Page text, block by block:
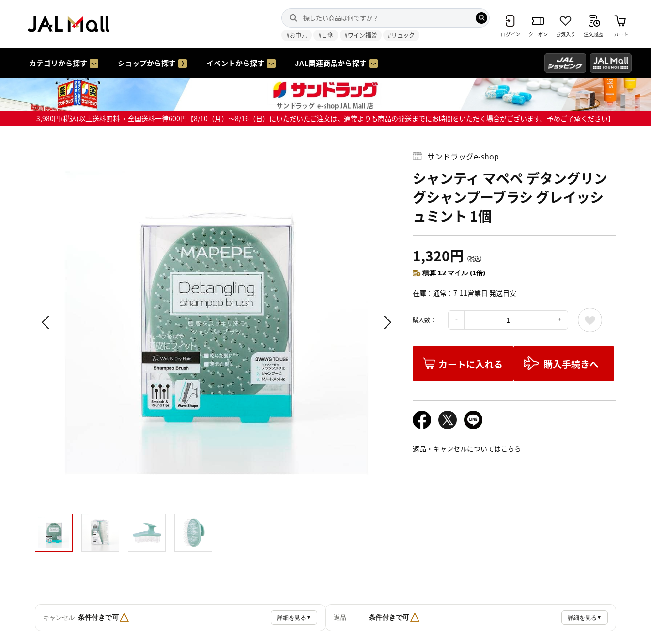
#お中元 #日傘 #ワイン福袋 #リュック ログイン クーポン お気入り 注文履歴 カート
カテゴリから探す ショップから探す イベントから探す JAL関連商品から探す
3,980円(税込)以上送料無料 ・全国送料一律600円【8/10（月）～8/16（日）にいただいたご注文は、通常よりも商品の発送までにお時間をいただく場合がございます。予めご了承ください】
サンドラッグe-shop
シャンティ マペペ デタングリン
グシャンプーブラシ グレイッシ
ュミント 1個
1,320円 （税込）
積算 12 マイル (1倍)
在庫 通常：7-11営業日 発送目安
購入数：
カートに入れる 購入手続きへ
返品・キャンセルについてはこちら
キャンセル 条件付きで可△ 詳細を見る ▼ 返品 条件付きで可△ 詳細を見る ▼